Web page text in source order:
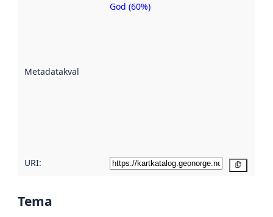
Metadatakvalitet
Metadatakvalitet
God (60%)
URI:
Tema